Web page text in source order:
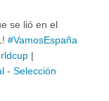
se lió en el
#VamosEspaña
|
- Selección